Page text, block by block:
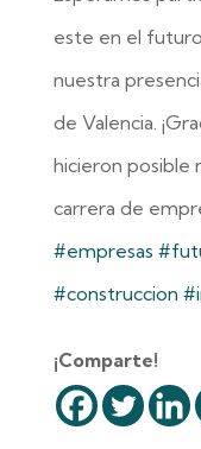
este en el
nuestra
de Valencia.
hicieron posible
carrera de
#empresas
#construccion
¡Comparte!